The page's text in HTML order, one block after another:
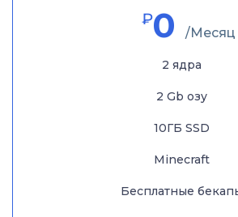
₽0 /Месяц
2 ядра
2 Gb озу
10ГБ SSD
Minecraft
Бесплатные